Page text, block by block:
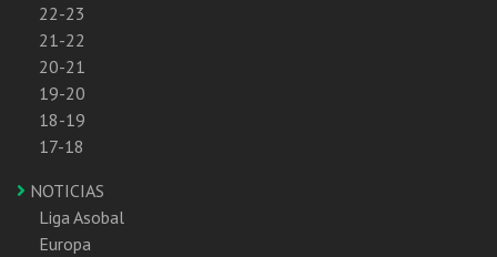
22-23
21-22
20-21
19-20
18-19
17-18
NOTICIAS
Liga Asobal
Europa